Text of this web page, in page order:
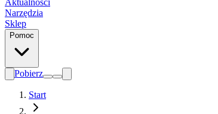
Aktualności
Narzędzia
Sklep
Pomoc
Pobierz
Start